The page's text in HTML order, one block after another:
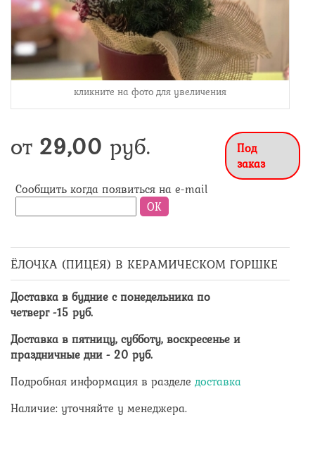
кликните на фото для увеличения
от 29,00 руб.
Под
заказ
Сообщить когда появиться на e-mail
ЁЛОЧКА (ПИЦЕЯ) В КЕРАМИЧЕСКОМ ГОРШКЕ
Доставка в будние с понедельника по
четверг -15 руб.
Доставка в пятницу, субботу, воскресенье и
праздничные дни - 20 руб.
Подробная информация в разделе доставка
Наличие: уточняйте у менеджера.